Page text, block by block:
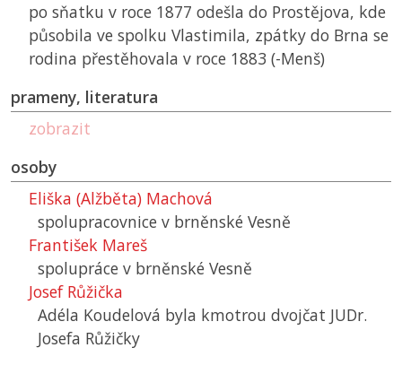
po sňatku v roce 1877 odešla do Prostějova, kde
působila ve spolku Vlastimila, zpátky do Brna se
rodina přestěhovala v roce 1883 (-Menš)
prameny, literatura
zobrazit
osoby
Eliška (Alžběta) Machová
spolupracovnice v brněnské Vesně
František Mareš
spolupráce v brněnské Vesně
Josef Růžička
Adéla Koudelová byla kmotrou dvojčat JUDr.
Josefa Růžičky